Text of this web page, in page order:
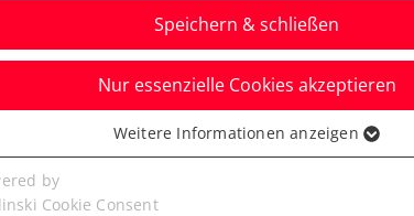
Maurer/Pircher
Silbermedaille
Speichern & schließen
Nur essenzielle Cookies akzeptieren
Cookies werden für grundlegende
benötigt. Dadurch ist gewährleistet, dass die
Weitere Informationen anzeigen
by
Cookie Consent